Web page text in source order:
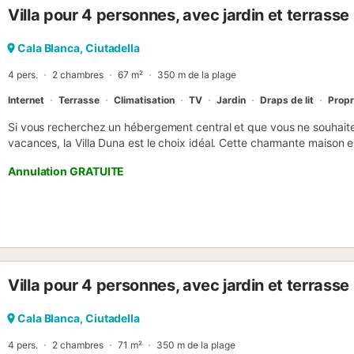
ne sont pas admis. Un service de garde d'enfants est proposé. Un
caméras de sécurité et/ou dispositifs d'enregistrement audio sont
Villa pour 4 personnes, avec jardin et terrasse
Cala Blanca, Ciutadella
4 pers. 2 chambres 67 m² 350 m de la plage
Internet Terrasse Climatisation TV Jardin Draps de lit
Si vous recherchez un hébergement central et que vous ne
vacances, la Villa Duna est le choix idéal. Cette charmante maison
commercial local. En revenant à cette villa de deux chambres, vous
privée et d'intérieurs confortables, ce qui en fait un lieu de séjour
climatisation / le chauffage dans le couloir et le WiFi sont inclus.
Annulation GRATUITE
Villa pour 4 personnes, avec jardin et terrasse
Cala Blanca, Ciutadella
4 pers. 2 chambres 71 m² 350 m de la plage